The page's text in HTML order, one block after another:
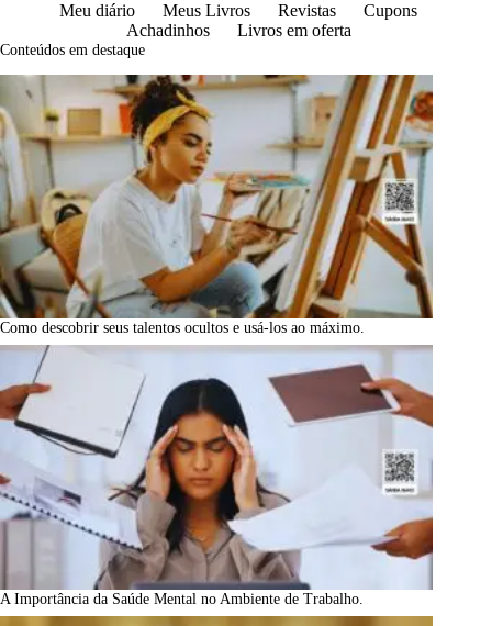
Meu diário Meus Livros Revistas
Cupons
Achadinhos
Livros em oferta
Conteúdos em destaque
Como descobrir seus talentos ocultos e usá-los ao máximo.
A Importância da Saúde Mental no Ambiente de Trabalho.